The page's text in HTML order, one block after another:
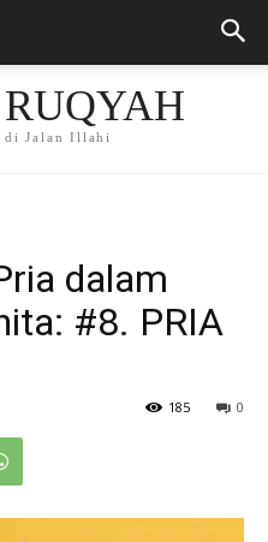
di Jalan Illahi
dalam
#8. PRIA
0
185